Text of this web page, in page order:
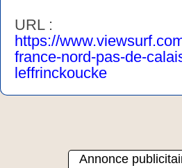
URL :
https://
france-nord-pas-de-
leffrinckoucke
Annonce